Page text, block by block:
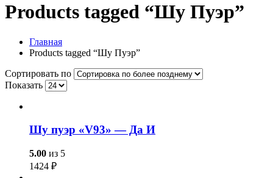
Products tagged “Шу Пуэр”
Главная
Products tagged “Шу Пуэр”
Сортировать по
Показать
Шу пуэр «V93» — Да И
5.00 из 5
1424 ₽